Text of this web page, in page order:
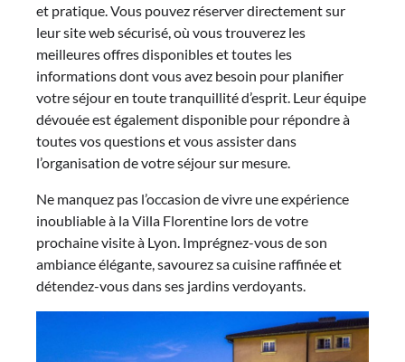
et pratique. Vous pouvez réserver directement sur
leur site web sécurisé, où vous trouverez les
meilleures offres disponibles et toutes les
informations dont vous avez besoin pour planifier
votre séjour en toute tranquillité d’esprit. Leur équipe
dévouée est également disponible pour répondre à
toutes vos questions et vous assister dans
l’organisation de votre séjour sur mesure.
Ne manquez pas l’occasion de vivre une expérience
inoubliable à la Villa Florentine lors de votre
prochaine visite à Lyon. Imprégnez-vous de son
ambiance élégante, savourez sa cuisine raffinée et
détendez-vous dans ses jardins verdoyants.